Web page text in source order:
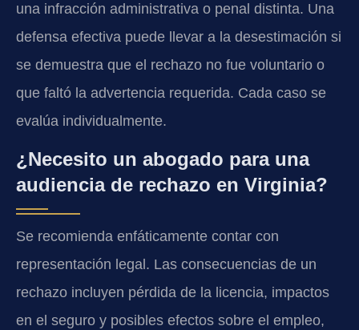
una infracción administrativa o penal distinta. Una
defensa efectiva puede llevar a la desestimación si
se demuestra que el rechazo no fue voluntario o
que faltó la advertencia requerida. Cada caso se
evalúa individualmente.
¿Necesito un abogado para una
audiencia de rechazo en Virginia?
Se recomienda enfáticamente contar con
representación legal. Las consecuencias de un
rechazo incluyen pérdida de la licencia, impactos
en el seguro y posibles efectos sobre el empleo,